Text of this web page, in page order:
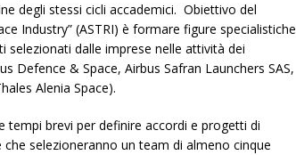
degli stessi cicli accademici. Obiettivo del
Industry” (ASTRI) è formare figure specialistiche
selezionati dalle imprese nelle attività dei
Defence & Space, Airbus Safran Launchers SAS,
Alenia Space).
tempi brevi per definire accordi e progetti di
selezioneranno un team di almeno cinque